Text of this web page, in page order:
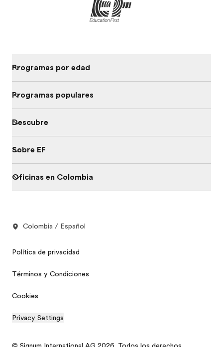
Programas por edad
Programas populares
Descubre
Sobre EF
Oficinas en Colombia
Colombia / Español
Política de privacidad
Términos y Condiciones
Cookies
Privacy Settings